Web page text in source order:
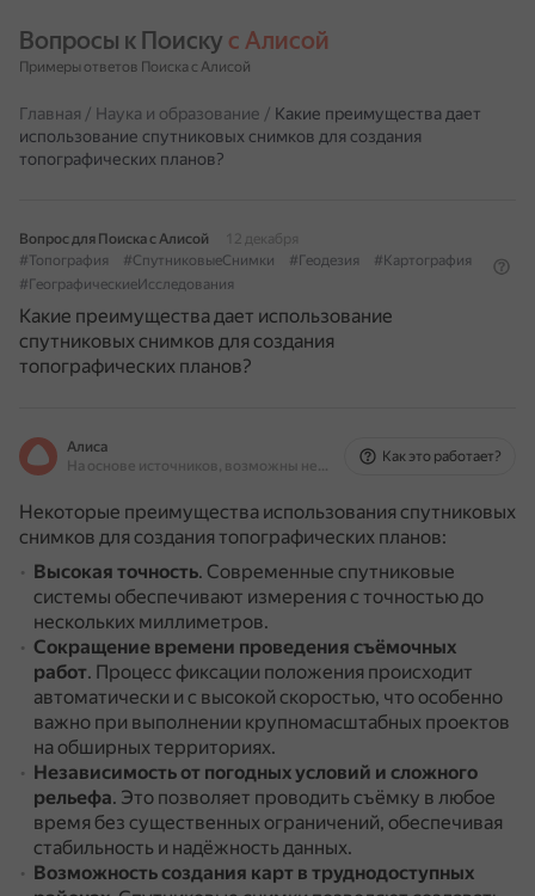
Вопросы к Поиску с Алисой
Примеры ответов Поиска с Алисой
Главная / Наука и образование / Какие преимущества дает
использование спутниковых снимков для создания
топографических планов?
Вопрос для Поиска с Алисой
12 декабря
#Топография
#СпутниковыеСнимки #Геодезия
#Картография
#ГеографическиеИсследования
Какие преимущества дает использование
спутниковых снимков для создания
топографических планов?
Алиса
На основе источников, возможны неточности
Как это работает?
Некоторые преимущества использования спутниковых
снимков для создания топографических планов:
Высокая точность. Современные спутниковые
системы обеспечивают измерения с точностью до
нескольких миллиметров.
Сокращение времени проведения съёмочных
работ. Процесс фиксации положения происходит
автоматически и с высокой скоростью, что особенно
важно при выполнении крупномасштабных проектов
на обширных территориях.
Независимость от погодных условий и сложного
рельефа. Это позволяет проводить съёмку в любое
время без существенных ограничений, обеспечивая
стабильность и надёжность данных.
Возможность создания карт в труднодоступных